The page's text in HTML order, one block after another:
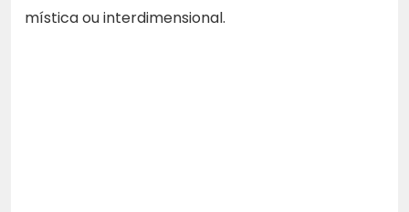
mística ou interdimensional.